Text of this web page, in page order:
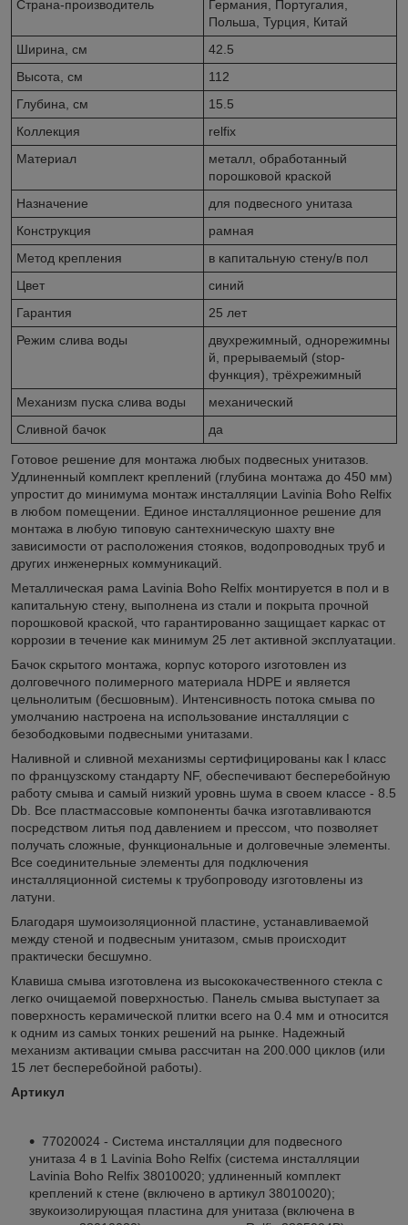
Страна-производитель
Германия, Португалия,
Польша, Турция, Китай
Ширина, см
42.5
Высота, см
112
Глубина, см
15.5
Коллекция
relfix
Материал
металл, обработанный
порошковой краской
Назначение
для подвесного унитаза
Конструкция
рамная
Метод крепления
в капитальную стену/в пол
Цвет
синий
Гарантия
25 лет
Режим слива воды
двухрежимный, однорежимны
й, прерываемый (stop-
функция), трёхрежимный
Механизм пуска слива воды
механический
Сливной бачок
да
Готовое решение для монтажа любых подвесных унитазов.
Удлиненный комплект креплений (глубина монтажа до 450 мм)
упростит до минимума монтаж инсталляции Lavinia Boho Relfix
в любом помещении. Единое инсталляционное решение для
монтажа в любую типовую сантехническую шахту вне
зависимости от расположения стояков, водопроводных труб и
других инженерных коммуникаций.
Металлическая рама Lavinia Boho Relfix монтируется в пол и в
капитальную стену, выполнена из стали и покрыта прочной
порошковой краской, что гарантированно защищает каркас от
коррозии в течение как минимум 25 лет активной эксплуатации.
Бачок скрытого монтажа, корпус которого изготовлен из
долговечного полимерного материала HDPE и является
цельнолитым (бесшовным). Интенсивность потока смыва по
умолчанию настроена на использование инсталляции с
безободковыми подвесными унитазами.
Наливной и сливной механизмы сертифицированы как I класс
по французскому стандарту NF, обеспечивают бесперебойную
работу смыва и самый низкий уровнь шума в своем классе - 8.5
Db. Все пластмассовые компоненты бачка изготавливаются
посредством литья под давлением и прессом, что позволяет
получать сложные, функциональные и долговечные элементы.
Все соединительные элементы для подключения
инсталляционной системы к трубопроводу изготовлены из
латуни.
Благодаря шумоизоляционной пластине, устанавливаемой
между стеной и подвесным унитазом, смыв происходит
практически бесшумно.
Клавиша смыва изготовлена из высококачественного стекла с
легко очищаемой поверхностью. Панель смыва выступает за
поверхность керамической плитки всего на 0.4 мм и относится
к одним из самых тонких решений на рынке. Надежный
механизм активации смыва рассчитан на 200.000 циклов (или
15 лет бесперебойной работы).
Артикул
77020024 - Cистема инсталляции для подвесного
унитаза 4 в 1 Lavinia Boho Relfix (система инсталляции
Lavinia Boho Relfix 38010020; удлиненный комплект
креплений к стене (включено в артикул 38010020);
звукоизолирующая пластина для унитаза (включена в